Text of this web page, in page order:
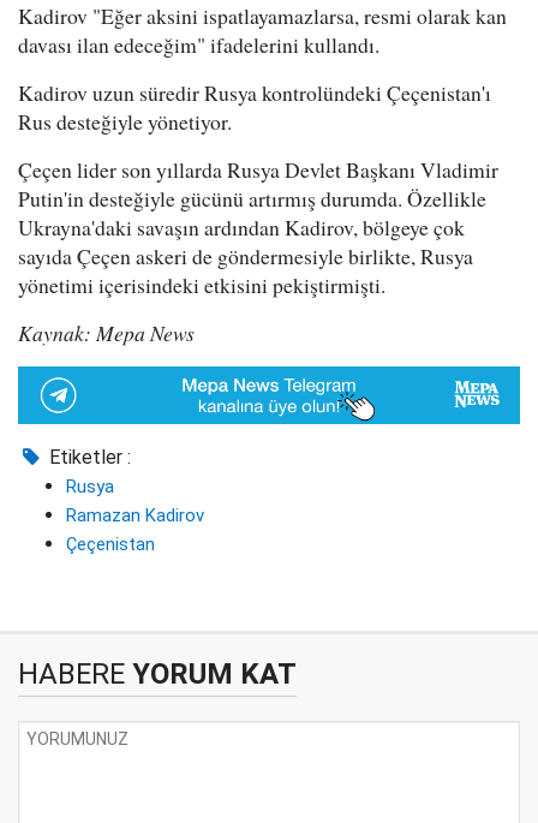
Kadirov "Eğer aksini ispatlayamazlarsa, resmi olarak kan
davası ilan edeceğim" ifadelerini kullandı.
Kadirov uzun süredir Rusya kontrolündeki Çeçenistan'ı
Rus desteğiyle yönetiyor.
Çeçen lider son yıllarda Rusya Devlet Başkanı Vladimir
Putin'in desteğiyle gücünü artırmış durumda. Özellikle
Ukrayna'daki savaşın ardından Kadirov, bölgeye çok
sayıda Çeçen askeri de göndermesiyle birlikte, Rusya
yönetimi içerisindeki etkisini pekiştirmişti.
Kaynak: Mepa News
Etiketler :
Rusya
Ramazan Kadirov
Çeçenistan
HABERE YORUM KAT